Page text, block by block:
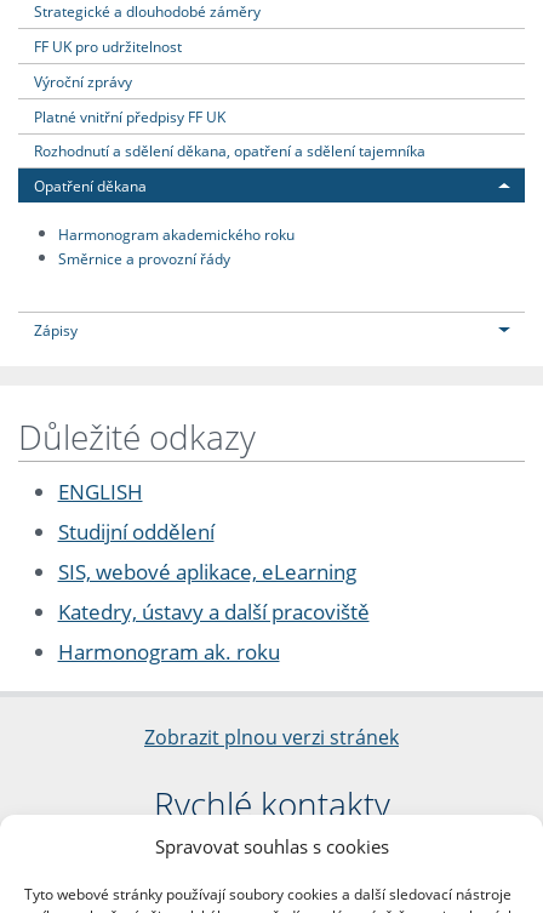
Spravovat souhlas s cookies
Tyto webové stránky používají soubory cookies a další sledovací nástroje
Strategické a dlouhodobé záměry
FF UK pro udržitelnost
Výroční zprávy
Platné vnitřní předpisy FF UK
Rozhodnutí a sdělení děkana, opatření a sdělení tajemníka
Opatření děkana
Harmonogram akademického roku
Směrnice a provozní řády
Zápisy
Důležité odkazy
ENGLISH
Studijní oddělení
SIS, webové aplikace, eLearning
Katedry, ústavy a další pracoviště
Harmonogram ak. roku
Zobrazit plnou verzi stránek
Rychlé kontakty
Filozofická fakulta
nám. Jana Palacha 1/2